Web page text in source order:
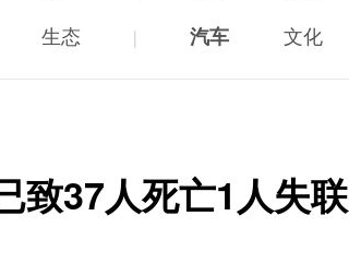
生态 | 汽车 文化
致37人死亡1人失联